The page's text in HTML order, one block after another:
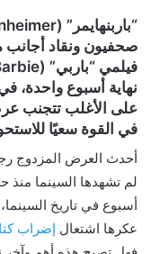
ي
ا
صحفيون ونقاد أجانب
نهاية أسبوع واحدة،
على الأغلب تتجنب
في القوة سعيًا
أحدث العرض المزدوج
أسبوع في تاريخ
عكرها اشتعال إضراب